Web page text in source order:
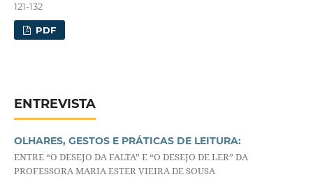
121-132
PDF
ENTREVISTA
OLHARES, GESTOS E PRÁTICAS DE LEITURA:
ENTRE “O DESEJO DA FALTA” E “O DESEJO DE LER” DA
PROFESSORA MARIA ESTER VIEIRA DE SOUSA